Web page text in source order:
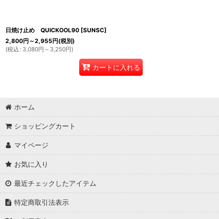
日焼け止め QUICKOOL90 [SUNSC]
2,800円 ～2,955円(税別)
(税込 : 3,080円 ～3,250円)
カートに入れる
ホーム
ショッピングカート
マイページ
お気に入り
最近チェックしたアイテム
特定商取引法表示